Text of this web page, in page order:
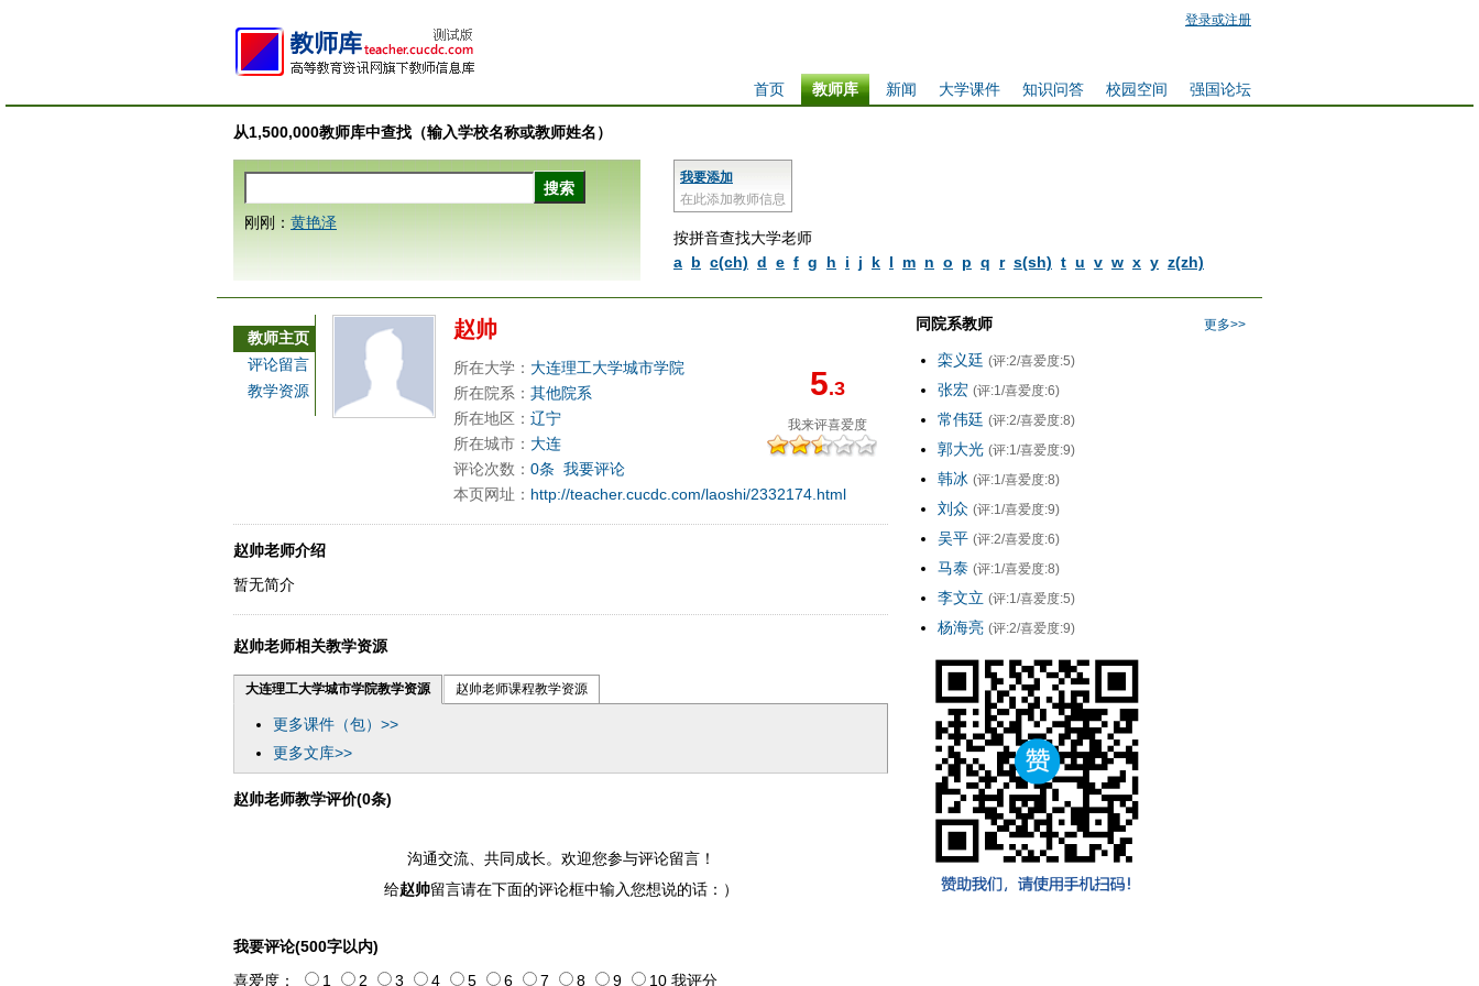
登录或注册
强国论坛
校园空间
知识问答
大学课件
新闻
教师库
首页
从1,500,000教师库中查找（输入学校名称或教师姓名）
我要添加
在此添加教师信息
按拼音查找大学老师
a b c(ch) d e f g h i j k l m n o p q r s(sh) t u v w x y z(zh)
刚刚： 黄艳泽
教师主页
评论留言
教学资源
赵帅
5.3
我来评喜爱度
所在大学： 大连理工大学城市学院
所在院系： 其他院系
所在地区： 辽宁
所在城市： 大连
评论次数： 0条 我要评论
本页网址： http://teacher.cucdc.com/laoshi/2332174.html
赵帅老师介绍
暂无简介
赵帅老师相关教学资源
大连理工大学城市学院教学资源 赵帅老师课程教学资源
更多课件（包）>>
更多文库>>
赵帅老师教学评价(0条)
沟通交流、共同成长。欢迎您参与评论留言！
给赵帅留言请在下面的评论框中输入您想说的话：）
我要评论(500字以内)
喜爱度：
1 2 3 4 5 6 7 8 9 10 我评分
更多>>
同院系教师
栾义廷 (评:2/喜爱度:5)
张宏 (评:1/喜爱度:6)
常伟廷 (评:2/喜爱度:8)
郭大光 (评:1/喜爱度:9)
韩冰 (评:1/喜爱度:8)
刘众 (评:1/喜爱度:9)
吴平 (评:2/喜爱度:6)
马泰 (评:1/喜爱度:8)
李文立 (评:1/喜爱度:5)
杨海亮 (评:2/喜爱度:9)